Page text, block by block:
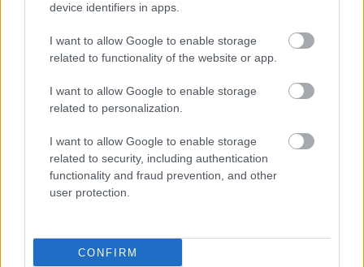
device identifiers in apps.
I want to allow Google to enable storage
related to functionality of the website or app.
I want to allow Google to enable storage
related to personalization.
I want to allow Google to enable storage
related to security, including authentication
functionality and fraud prevention, and other
user protection.
CONFIRM
ανθρώπους άνω των 50
αντιδιαβητική αγωγή